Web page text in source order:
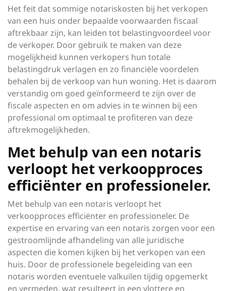
Het feit dat sommige notariskosten bij het verkopen
van een huis onder bepaalde voorwaarden fiscaal
aftrekbaar zijn, kan leiden tot belastingvoordeel voor
de verkoper. Door gebruik te maken van deze
mogelijkheid kunnen verkopers hun totale
belastingdruk verlagen en zo financiële voordelen
behalen bij de verkoop van hun woning. Het is daarom
verstandig om goed geïnformeerd te zijn over de
fiscale aspecten en om advies in te winnen bij een
professional om optimaal te profiteren van deze
aftrekmogelijkheden.
Met behulp van een notaris
verloopt het verkoopproces
efficiënter en professioneler.
Met behulp van een notaris verloopt het
verkoopproces efficiënter en professioneler. De
expertise en ervaring van een notaris zorgen voor een
gestroomlijnde afhandeling van alle juridische
aspecten die komen kijken bij het verkopen van een
huis. Door de professionele begeleiding van een
notaris worden eventuele valkuilen tijdig opgemerkt
en vermeden, wat resulteert in een vlottere en